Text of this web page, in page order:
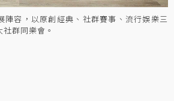
陣容，以原創經典、社群賽事、流行娛樂三
群同樂會。